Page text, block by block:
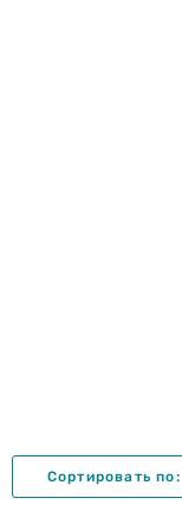
Сортировать по: